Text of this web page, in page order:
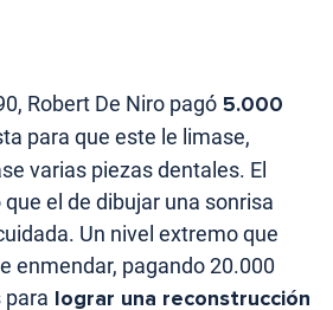
Robert De Niro pagó 5.000
para que este le limase,
varias piezas dentales. El
el de dibujar una sonrisa
Un nivel extremo que
enmendar, pagando 20.000
para lograr una reconstrucción